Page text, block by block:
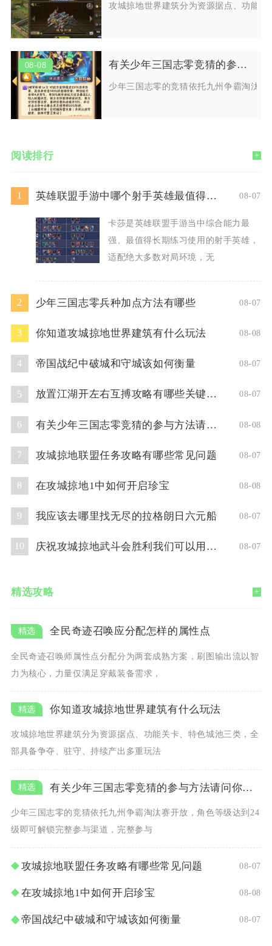
攻城掠地世界建筑分为资源据点、功能
08-08 有关少年三国志零竞猜的参与方法请问你了解吗
少年三国志零的竞猜依托九州争霸淘汰
阅读排行 +
1 英雄联盟手游中哪个射手英雄最值得使用 08-07
卡莎是英雄联盟手游当中综合能力最
强、最值得长期练习使用的射手英雄，
适配绝大多数对局环境，无
2 少年三国志零兵种加点方法有哪些 08-07
3 你知道攻城掠地世界建筑有什么玩法 08-08
4 帝国战纪中破城和守城该如何衡量 08-07
5 放置江湖开左右互搏攻略有哪些关键技巧 08-07
6 有关少年三国志零竞猜的参与方法请问你了解吗 08-08
7 攻城掠地联盟任务攻略有哪些常见问题 08-07
8 在攻城掠地1中如何开启珍宝 08-08
9 我应该去哪里找无尽的拉格朗日六元船 08-07
10 庆祝攻城掠地武斗会胜利我们可以用什么方式 08-07
精选攻略 +
全民奇迹召唤应分配怎样的属性点
全民奇迹召唤师属性点分配分为两套成熟方案，刷图输出流以智
力为核心，力量仅满足穿戴装备需求，
你知道攻城掠地世界建筑有什么玩法
攻城掠地世界建筑分为资源据点、功能关卡、特色城池三类，全
部具备争夺、驻守、持续产出多重玩法
有关少年三国志零竞猜的参与方法请问你了解吗
少年三国志零的竞猜依托九州争霸淘汰赛开放，角色等级达到24
级即可解锁完整参与渠道，完整参与
攻城掠地联盟任务攻略有哪些常见问题 08-07
在攻城掠地1中如何开启珍宝 08-08
帝国战纪中破城和守城该如何衡量 08-07